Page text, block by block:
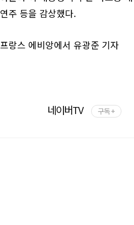
연주 등을 감상했다.
프랑스 에비앙에서 유광준 기자
네이버TV 구독 +